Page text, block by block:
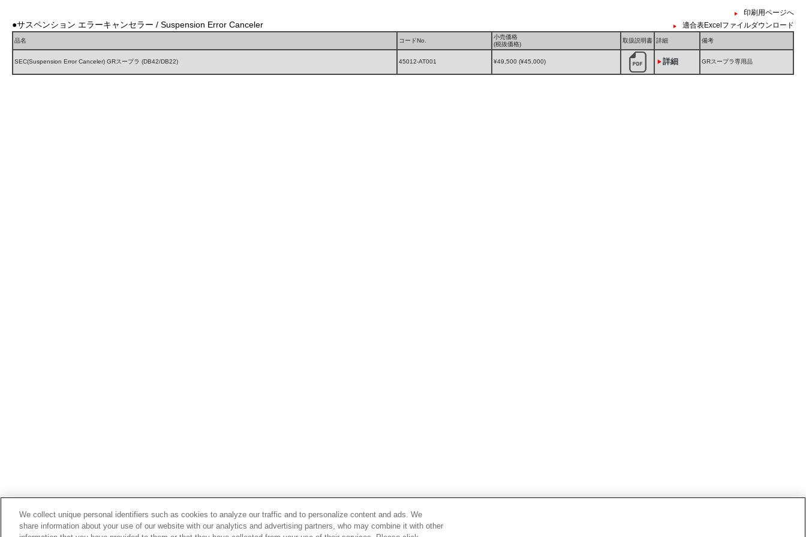
印刷用ページへ
●サスペンション エラーキャンセラー / Suspension Error Canceler 適合表Excelファイルダウンロード
品名 コードNo.
小売価格
(税抜価格)
取扱説明書 詳細 備考
SEC(Suspension Error Canceler) GRスープラ (DB42/DB22) 45012-AT001 ¥49,500 (¥45,000) 詳細 GRスープラ専用品
We collect unique personal identifiers such as cookies to analyze our traffic and to personalize content and ads. We
share information about your use of our website with our analytics and advertising partners, who may combine it with other